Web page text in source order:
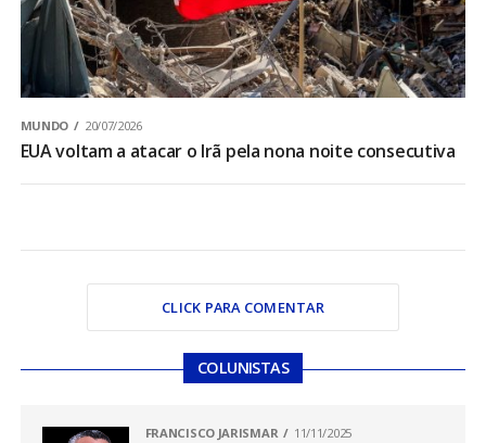
MUNDO 20/07/2026
EUA voltam a atacar o Irã pela nona noite consecutiva
CLICK PARA COMENTAR
COLUNISTAS
FRANCISCO JARISMAR 11/11/2025